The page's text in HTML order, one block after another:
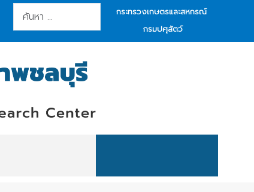
การค้นหา
กระทรวงเกษตรและสหกรณ์
กรมปศุสัตว์